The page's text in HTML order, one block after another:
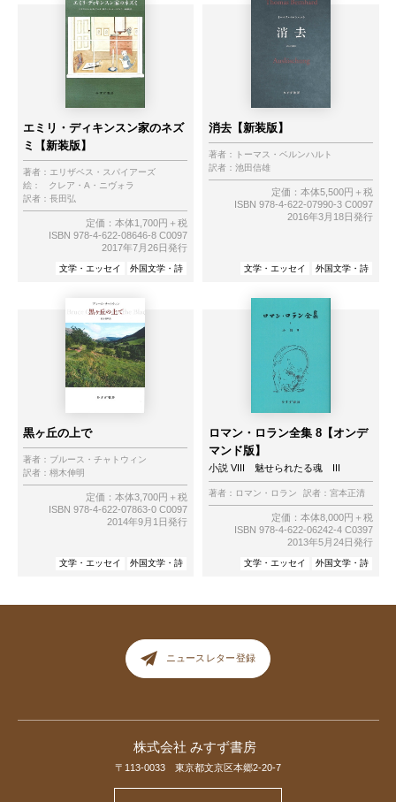
エミリ・ディキンスン家のネズ
ミ【新装版】
著者： エリザベス・スパイアーズ
絵：
クレア・A・ニヴォラ
訳者： 長田弘
定価：本体1,700円＋税
ISBN 978-4-622-08646-8 C0097
2017年7月26日発行
文学・エッセイ 外国文学・詩
消去【新装版】
著者：
トーマス・ベルンハルト
訳者： 池田信雄
定価：本体5,500円＋税
ISBN 978-4-622-07990-3 C0097
2016年3月18日発行
文学・エッセイ 外国文学・詩
黒ヶ丘の上で
著者： ブルース・チャトウィン
訳者： 栩木伸明
定価：本体3,700円＋税
ISBN 978-4-622-07863-0 C0097
2014年9月1日発行
文学・エッセイ 外国文学・詩
ロマン・ロラン全集 8【オンデ
マンド版】
小説 VIII 魅せられたる魂 III
著者： ロマン・ロラン 訳者： 宮本正清
定価：本体8,000円＋税
ISBN 978-4-622-06242-4 C0397
2013年5月24日発行
文学・エッセイ 外国文学・詩
ニュースレター登録
株式会社 みすず書房
〒113-0033 東京都文京区本郷2-20-7